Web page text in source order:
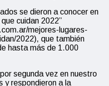
se dieron a conocer en
cuidan 2022”
mejores-lugares-
2022), que también
hasta más de 1.000
segunda vez en nuestro
y respondieron a la